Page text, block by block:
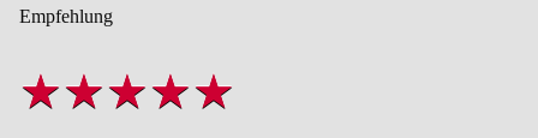
Empfehlung